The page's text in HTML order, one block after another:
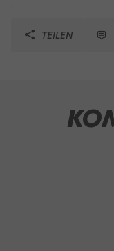
TEILEN